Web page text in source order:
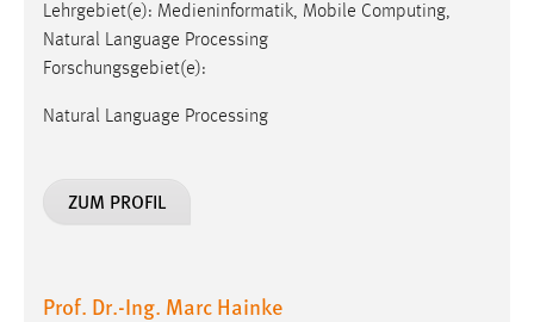
Lehrgebiet(e): Medieninformatik, Mobile Computing,
Natural Language Processing
Forschungsgebiet(e):
Natural Language Processing
ZUM PROFIL
Prof. Dr.-Ing. Marc Hainke